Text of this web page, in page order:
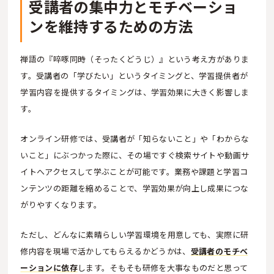
受講者の集中力とモチベーショ
ンを維持するための方法
禅語の『啐啄同時（そったくどうじ）』という考え方がありま
す。受講者の「学びたい」というタイミングと、学習提供者が
学習内容を提供するタイミングは、学習効果に大きく影響しま
す。
オンライン研修では、受講者が「知らないこと」や「わからな
いこと」にぶつかった際に、その場ですぐ検索サイトや動画サ
イトへアクセスして学ぶことが可能です。業務や課題と学習コ
ンテンツの距離を縮めることで、学習効果が向上し成果につな
がりやすくなります。
ただし、どんなに素晴らしい学習環境を用意しても、実際に研
修内容を現場で活かしてもらえるかどうかは、 受講者のモチベ
ーションに依存します。そもそも研修を大事なものだと思って